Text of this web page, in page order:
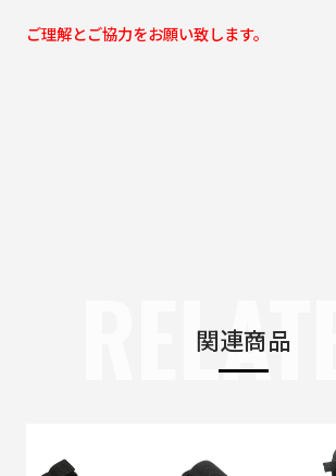
ご理解とご協力をお願い致します。
関連商品
RELATED